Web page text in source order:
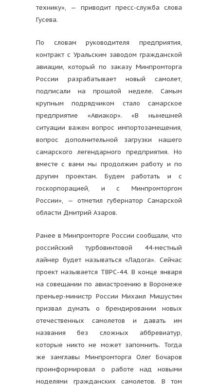
технику», — приводит пресс-служба слова
Гусева.
По словам руководителя предприятия,
контракт с Уральским заводом гражданской
авиации, который по заказу Минпромторга
России разрабатывает новый самолет,
подписали на прошлой неделе. Самым
крупным подрядчиком стало самарское
предприятие «Авиакор». «В нынешней
ситуации важен вопрос импортозамещения,
вопрос дополнительной загрузки нашего
самарского легендарного предприятия. Но
вместе с вами мы продолжим работу и по
другим проектам. Будем работать и с
госкорпорацией, и с Минпромторгом
России», — отметил губернатор Самарской
области Дмитрий Азаров.
Ранее в Минпромторге России сообщали, что
российский турбовинтовой 44-местный
лайнер будет называться «Ладога». Сейчас
проект называется ТВРС-44. В конце января
на совещании по авиастроению в Воронеже
премьер-министр России Михаил Мишустин
призвал думать о брендировании новых
отечественных самолетов и давать им
названия без сложных аббревиатур,
которые никто не может запомнить. Тогда
же замглавы Минпромторга Олег Бочаров
проинформировал о работе над новыми
моделями гражданских самолетов. В том